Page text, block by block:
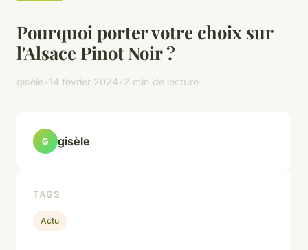
Pourquoi porter votre choix sur
l'Alsace Pinot Noir ?
gisèle•14 février 2024•2 min de lecture
G gisèle
TAGS
Actu